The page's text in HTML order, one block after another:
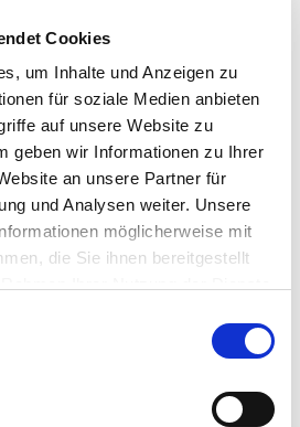
Cookies
um Inhalte und Anzeigen zu
für soziale Medien anbieten
auf unsere Website zu
geben wir Informationen zu Ihrer
an unsere Partner für
und Analysen weiter. Unsere
möglicherweise mit
die Sie ihnen bereitgestellt